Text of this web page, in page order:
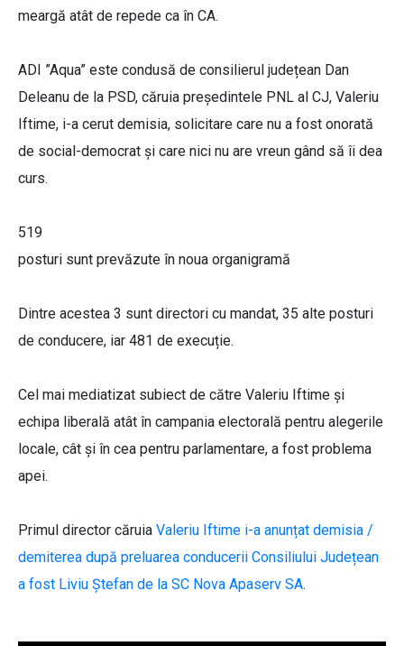
meargă atât de repede ca în CA.
ADI ”Aqua” este condusă de consilierul județean Dan
Deleanu de la PSD, căruia președintele PNL al CJ, Valeriu
Iftime, i-a cerut demisia, solicitare care nu a fost onorată
de social-democrat și care nici nu are vreun gând să îi dea
curs.
519
posturi sunt prevăzute în noua organigramă
Dintre acestea 3 sunt directori cu mandat, 35 alte posturi
de conducere, iar 481 de execuție.
Cel mai mediatizat subiect de către Valeriu Iftime și
echipa liberală atât în campania electorală pentru alegerile
locale, cât și în cea pentru parlamentare, a fost problema
apei.
Primul director căruia Valeriu Iftime i-a anunțat demisia /
demiterea după preluarea conducerii Consiliului Județean
a fost Liviu Ștefan de la SC Nova Apaserv SA.